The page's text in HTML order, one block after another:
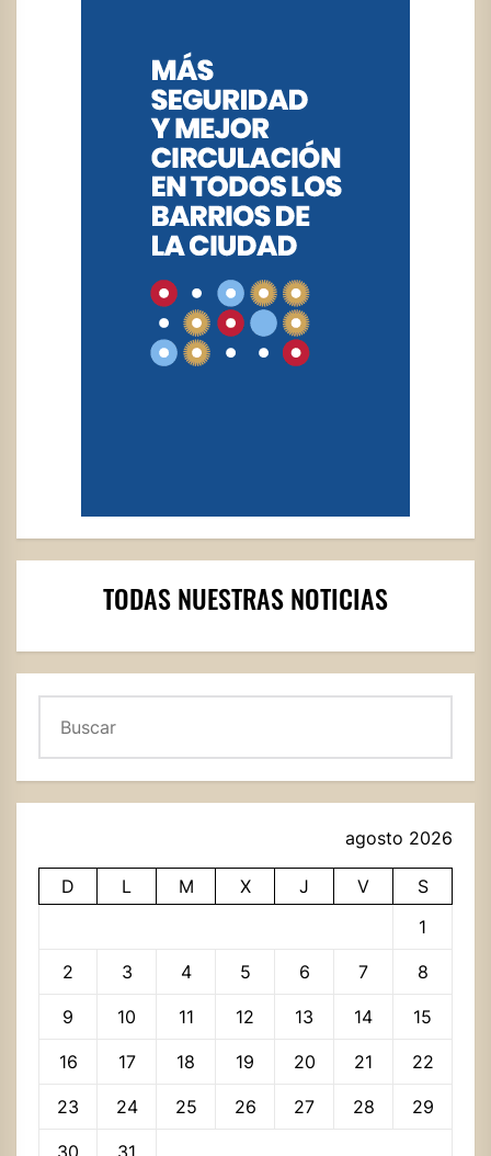
TODAS NUESTRAS NOTICIAS
agosto 2026
D L M X J V
S
1
2 3 4 5 6 7 8
9 10 11 12 13 14 15
16 17 18 19 20 21 22
23 24 25 26 27 28 29